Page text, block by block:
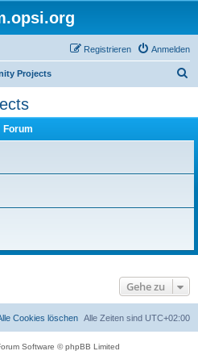
Anmelden
Registrieren
Projects
Forum
Gehe zu
Alle Zeiten sind UTC+02:00
Cookies löschen
Software © phpBB Limited